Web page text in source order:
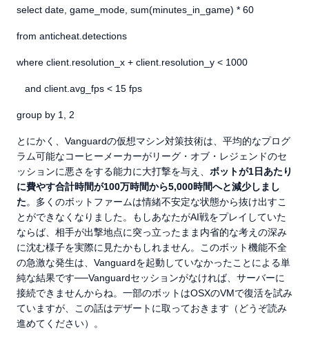
select date, game_mode, sum(minutes_in_game) * 60
from anticheat.detections
where client.resolution_x + client.resolution_y < 1000
and client.avg_fps < 15 fps
group by 1, 2
とにかく、Vanguardの仮想マシン対策技術は、平均的なプログ
ラム可能なコーヒーメーカーがリーグ・オブ・レジェンドのセ
ッションに悪さをする能力に大打撃を与え、 ボットが1日あたり
に費やす合計時間が100万時間から5,000時間へと減少しまし
た。多くのボットファームは情緒不安定な状態から抜け出すこ
とができなくなりました。もしあなたがAI戦をプレイしていた
ならば、相手が出撃地点に突っ立ったまま内省的な考えの深み
に沈む様子を実際に見たかもしれません。このボット機能不全
の急激な発生は、Vanguardを起動していなかったことによる単
純な結果です──Vanguardセッションがなければ、サーバーに
接続できませんからね。一部のボットはOSXのVMで復活を試み
ていますが、この話はデザートに取っておきます（どうぞ読み
進めてください）。